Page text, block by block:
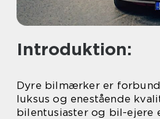
Introduktion:
Dyre bilmærker er
luksus og enestående
bilentusiaster og bil-ejere